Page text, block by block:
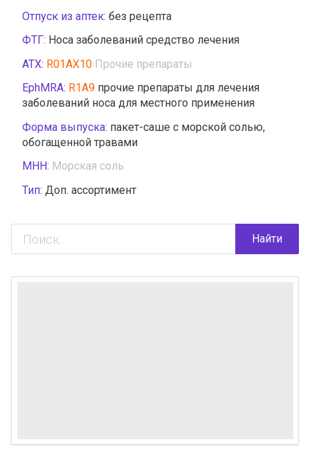
Отпуск из аптек: без рецепта
ФТГ: Носа заболеваний средство лечения
АТХ: R01AX10 Прочие препараты
EphMRA: R1A9 прочие препараты для лечения
заболеваний носа для местного применения
Форма выпуска: пакет-саше с морской солью,
обогащенной травами
МНН: Морская соль
Тип: Доп. ассортимент
Найти